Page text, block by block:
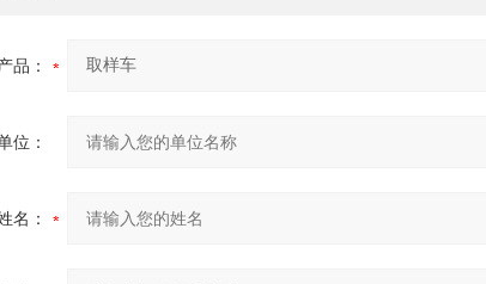
品：
位：
名：